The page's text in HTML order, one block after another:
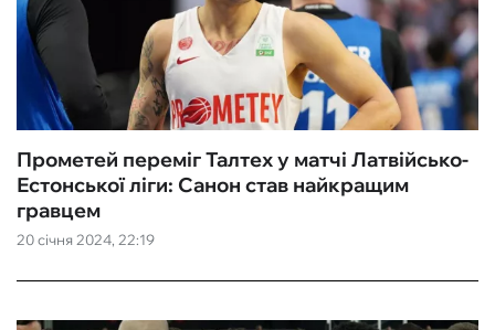
20 січня 2024, 22:19
Прометей переміг Талтех у матчі Латвійсько-
Естонської ліги: Санон став найкращим
гравцем